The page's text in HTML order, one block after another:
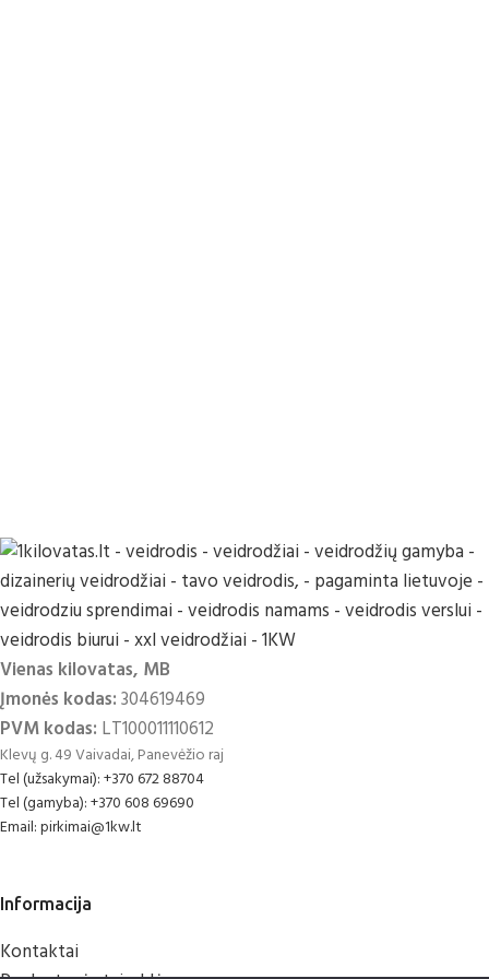
Vienas kilovatas, MB
Įmonės kodas:304619469
PVM kodas: LT100011110612
Klevų g. 49 Vaivadai, Panevėžio raj
Tel (užsakymai): +370 672 88704
Tel (gamyba): +370 608 69690
Email: pirkimai@1kw.lt
Informacija
Kontaktai